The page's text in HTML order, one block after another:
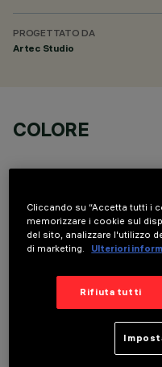
PROGETTATO DA
Artec Studio
COLORE
COMPONENTI
Cliccando su “Accetta tutti i
memorizzare i cookie sul
del sito, analizzare l'utilizzo
di marketing.
Ulteriori
Rifiuta tutti